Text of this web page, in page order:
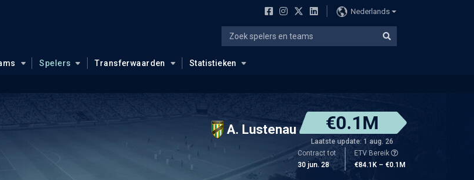
Nederlands
Spelers Transferwaarden Statistieken
A. Lustenau €0.1M
Laatste update: 1 aug. 26
Contract tot
30 jun. 28
ETV Bereik
€84.1K – €0.1M